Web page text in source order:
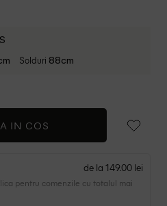
Solduri 88cm
IN COS
de la 149.00 lei
pentru comenzile cu totalul mai